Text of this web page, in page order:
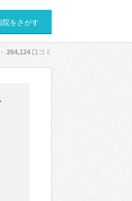
院をさがす
264,124 口コミ